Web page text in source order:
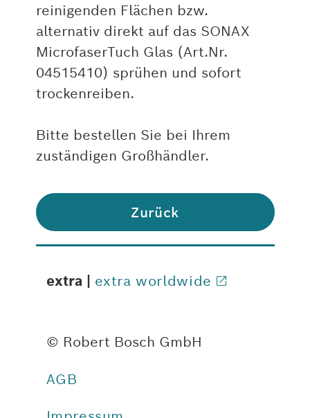
reinigenden Flächen bzw.
alternativ direkt auf das SONAX
MicrofaserTuch Glas (Art.Nr.
04515410) sprühen und sofort
trockenreiben.
Bitte bestellen Sie bei Ihrem
zuständigen Großhändler.
Zurück
extra | extra worldwide
© Robert Bosch GmbH
AGB